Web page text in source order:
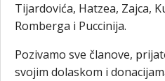
Tijardovića, Hatzea, Zajca,
Romberga i Puccinija.
Pozivamo sve članove,
svojim dolaskom i